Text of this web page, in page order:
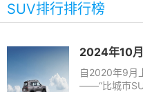
SUV排行排行榜
2024年10
自2020年9月
——“比城市